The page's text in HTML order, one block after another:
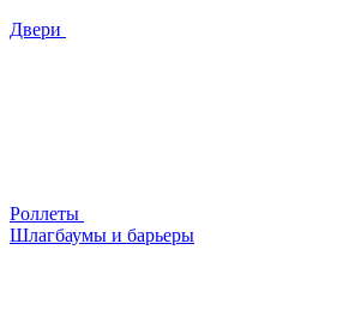
Двери
Роллеты
Шлагбаумы и барьеры